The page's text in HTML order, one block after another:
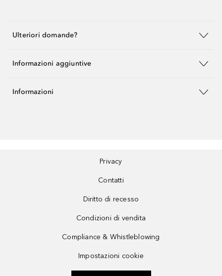
Ulteriori domande?
Informazioni aggiuntive
Informazioni
Privacy
Contatti
Diritto di recesso
Condizioni di vendita
Compliance & Whistleblowing
Impostazioni cookie